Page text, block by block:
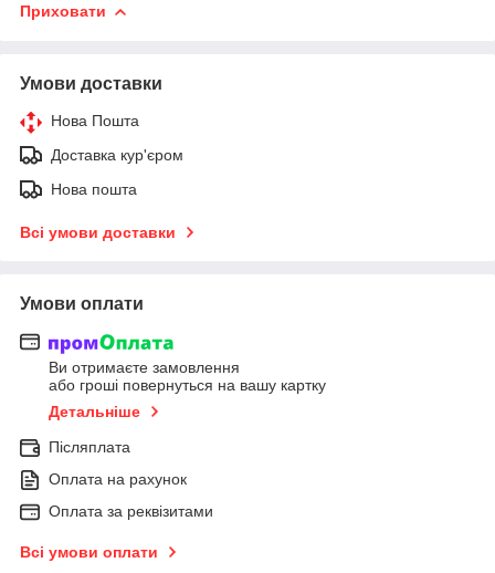
Приховати
Умови доставки
Нова Пошта
Доставка кур'єром
Нова пошта
Всі умови доставки
Умови оплати
Ви отримаєте замовлення
або гроші повернуться на вашу картку
Детальніше
Післяплата
Оплата на рахунок
Оплата за реквізитами
Всі умови оплати